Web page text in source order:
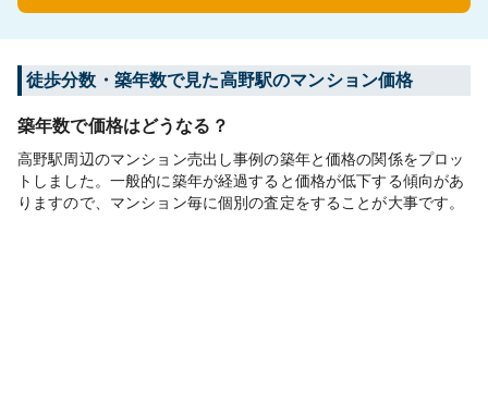
徒歩分数・築年数で見た高野駅のマンション価格
築年数で価格はどうなる？
高野駅周辺のマンション売出し事例の築年と価格の関係をプロッ
トしました。一般的に築年が経過すると価格が低下する傾向があ
りますので、マンション毎に個別の査定をすることが大事です。